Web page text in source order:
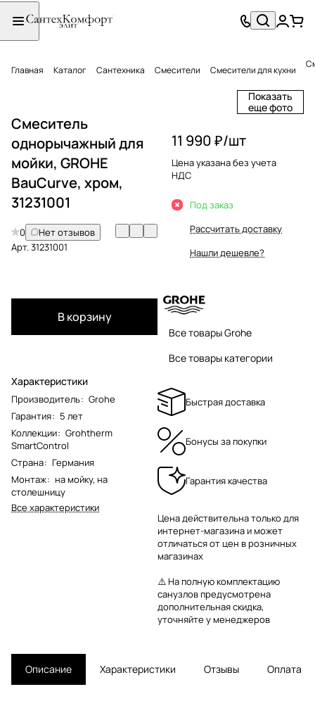
Главная Каталог Сантехника Смесители Смесители для кухни
Показать
еще фото
Смеситель
однорычажный для
мойки, GROHE
BauCurve, хром,
31231001
0
Нет отзывов
Арт.31231001
В корзину
Характеристики
Производитель: Grohe
Гарантия: 5 лет
Коллекции: Grohtherm
SmartControl
Страна: Германия
Монтаж: на мойку, на
столешницу
Все характеристики
11 990 ₽/шт
Цена указана без учета
НДС
Под заказ
Рассчитать доставку
Нашли дешевле?
Все товары Grohe
Все товары категории
Быстрая доставка
Бонусы за покупки
Гарантия качества
Цена действительна только для
интернет-магазина и может
отличаться от цен в розничных
магазинах
⚠️ На полную комплектацию
санузлов предусмотрена
дополнительная скидка,
уточняйте у менеджеров
Описание Характеристики Отзывы Оплата